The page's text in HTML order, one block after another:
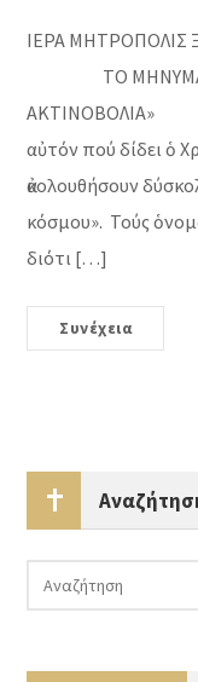
ΙΕΡΑ
ΤΟ ΜΗΝΥΜΑ
ΑΚΤΙΝΟΒΟΛΙΑ»
αὐτόν πού δίδει ὁ
ἀκολουθήσουν
κόσμου». Τούς
διότι […]
Συνέχεια